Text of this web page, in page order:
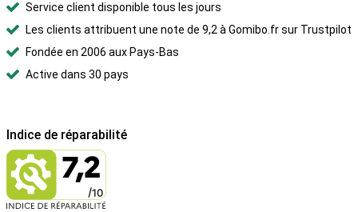
Service client disponible tous les jours
Les clients attribuent une note de 9,2 à Gomibo.fr sur Trustpilot
Fondée en 2006 aux Pays-Bas
Active dans 30 pays
Indice de réparabilité